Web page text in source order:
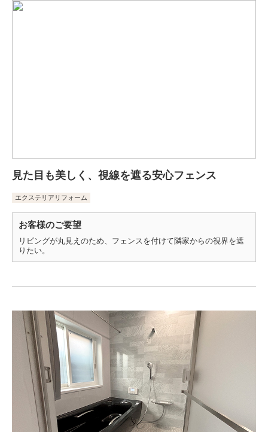
見た目も美しく、視線を遮る安心フェンス
エクステリアリフォーム
お客様のご要望
リビングが丸見えのため、フェンスを付けて隣家からの視界を遮
りたい。